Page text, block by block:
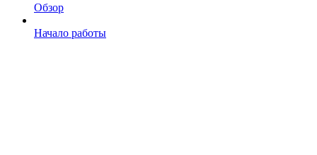
Обзор
Начало работы